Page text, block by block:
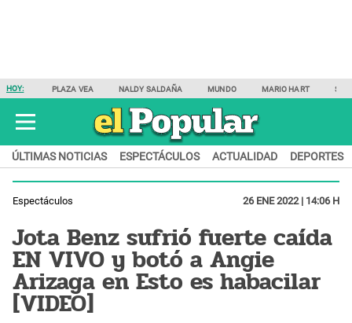
HOY: PLAZA VEA NALDY SALDAÑA MUNDO MARIO HART
ÚLTIMAS NOTICIAS ESPECTÁCULOS ACTUALIDAD DEPORTES
Espectáculos 26 ENE 2022 | 14:06 H
Jota Benz sufrió fuerte caída
EN VIVO y botó a Angie
Arizaga en Esto es habacilar
[VIDEO]